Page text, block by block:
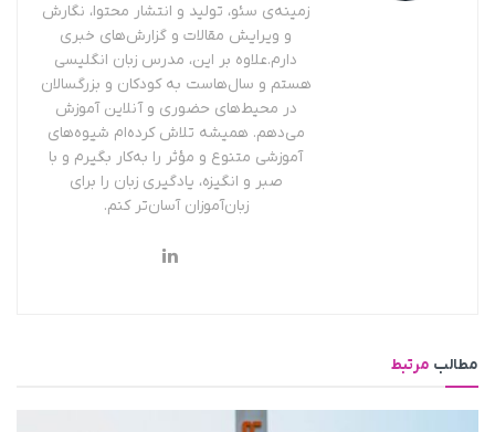
زمینه‌ی سئو، تولید و انتشار محتوا، نگارش
و ویرایش مقالات و گزارش‌های خبری
دارم.علاوه بر این، مدرس زبان انگلیسی
هستم و سال‌هاست به کودکان و بزرگسالان
در محیط‌های حضوری و آنلاین آموزش
می‌دهم. همیشه تلاش کرده‌ام شیوه‌های
آموزشی متنوع و مؤثر را به‌کار بگیرم و با
صبر و انگیزه، یادگیری زبان را برای
زبان‌آموزان آسان‌تر کنم.
مطالب مرتبط